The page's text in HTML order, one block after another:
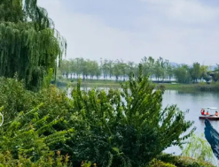
cuộc hành trình mới trong thế
cuối đời.
Đoàn dùng bữa tối tại nhà hàng
kí Vip Tour biểu diễn ca múa đời
thông qua các tiết mục kết hợp
của Dương Quý Phi truyền lại đến